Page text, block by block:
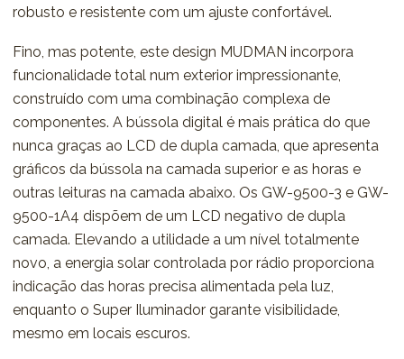
robusto e resistente com um ajuste confortável.
Fino, mas potente, este design MUDMAN incorpora
funcionalidade total num exterior impressionante,
construído com uma combinação complexa de
componentes. A bússola digital é mais prática do que
nunca graças ao LCD de dupla camada, que apresenta
gráficos da bússola na camada superior e as horas e
outras leituras na camada abaixo. Os GW-9500-3 e GW-
9500-1A4 dispõem de um LCD negativo de dupla
camada. Elevando a utilidade a um nível totalmente
novo, a energia solar controlada por rádio proporciona
indicação das horas precisa alimentada pela luz,
enquanto o Super Iluminador garante visibilidade,
mesmo em locais escuros.